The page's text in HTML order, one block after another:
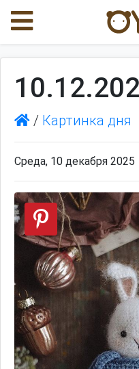
/ Картинка дня
Среда, 10 декабря 2025